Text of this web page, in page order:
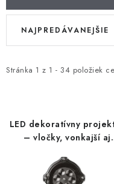
OBCHOD
ÚLOŽNÝ MATERIÁL
ZÁSUVKY A VYPÍNAČE
V
i
r
Stránka 1 z 1 - 34 položiek
R
e
e
NAJPREDÁVANEJŠIE
LED dekoratívny
– vločky, vonkajší aj